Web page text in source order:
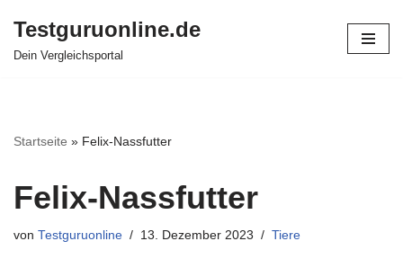
Zum
Testguruonline.de
Dein Vergleichsportal
Startseite » Felix-Nassfutter
Felix-Nassfutter
von Testguruonline 13. Dezember 2023 Tiere